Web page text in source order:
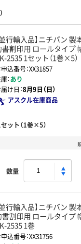
並行輸入品】ニチバン 製
書割印用 ロールタイプ
2535 1セット（1巻×5）
込番号：XX31857
：あり
け日：8月9日（日）
アスクル在庫商品
ット（1巻×5）
数量
並行輸入品】ニチバン 製
書割印用 ロールタイプ
2535 1巻
込番号：XX31756